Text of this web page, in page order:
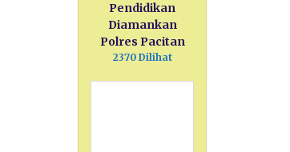
Pendidikan
Diamankan
Polres Pacitan
2370 Dilihat